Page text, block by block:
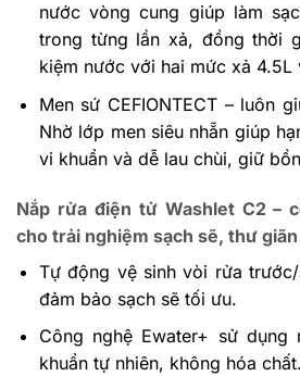
nước vòng cung giúp làm
trong từng lần xả, đồng thời
kiệm nước với hai mức xả 4.5L
Men sứ CEFIONTECT – luôn
Nhờ lớp men siêu nhẵn giúp
vi khuẩn và dễ lau chùi, giữ
Nắp rửa điện tử Washlet C2 –
cho trải nghiệm sạch sẽ, thư giãn
Tự động vệ sinh vòi rửa
đảm bảo sạch sẽ tối ưu.
Công nghệ Ewater+ sử dụng
khuẩn tự nhiên, không hóa chất.